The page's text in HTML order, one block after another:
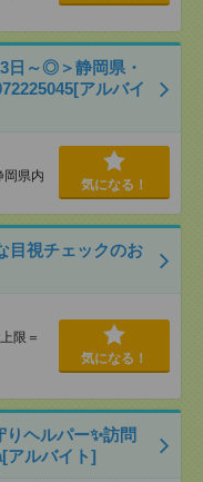
日～◎＞静岡県・
アルバイ
岡県内
気になる！
目視チェックのお
限＝
気になる！
りヘルパー✨訪問
アルバイト]